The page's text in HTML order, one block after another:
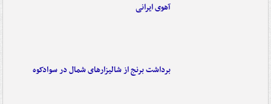
آهوی ایرانی
برداشت برنج از شالیزارهای شمال در سوادکوه